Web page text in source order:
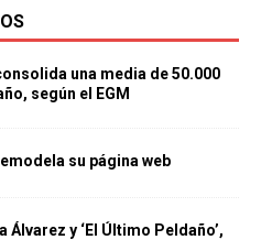
una media de 50.000
según el EGM
su página web
y ‘El Último Peldaño’,